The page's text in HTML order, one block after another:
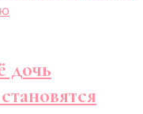
дочь